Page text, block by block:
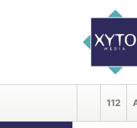
112